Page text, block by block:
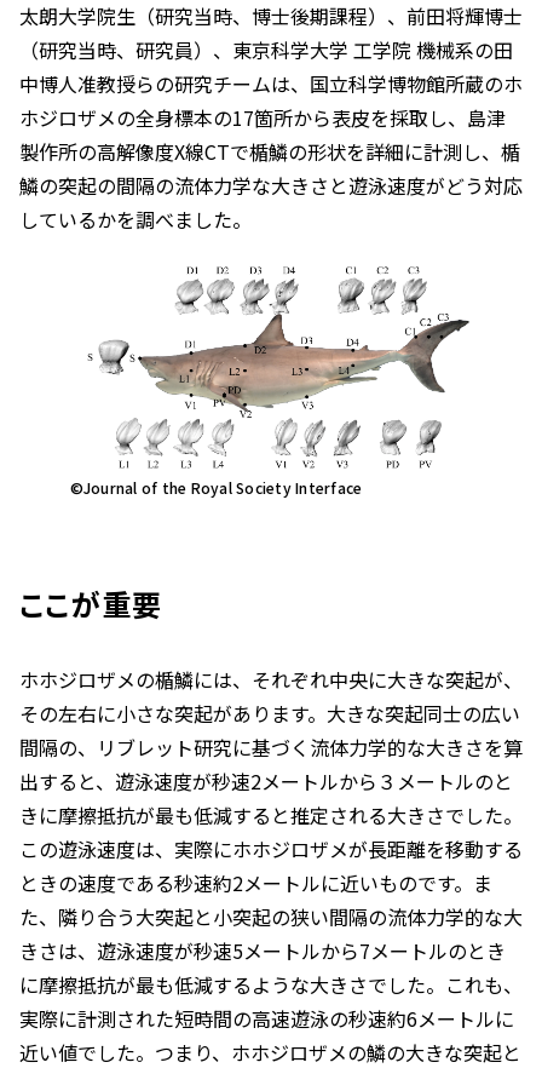
太朗大学院生（研究当時、博士後期課程）、前田将輝博士
（研究当時、研究員）、東京科学大学 工学院 機械系の田
中博人准教授らの研究チームは、国立科学博物館所蔵のホ
ホジロザメの全身標本の17箇所から表皮を採取し、島津
製作所の高解像度X線CTで楯鱗の形状を詳細に計測し、楯
鱗の突起の間隔の流体力学な大きさと遊泳速度がどう対応
しているかを調べました。
©Journal of the Royal Society Interface
ここが重要
ホホジロザメの楯鱗には、それぞれ中央に大きな突起が、
その左右に小さな突起があります。大きな突起同士の広い
間隔の、リブレット研究に基づく流体力学的な大きさを算
出すると、遊泳速度が秒速2メートルから３メートルのと
きに摩擦抵抗が最も低減すると推定される大きさでした。
この遊泳速度は、実際にホホジロザメが長距離を移動する
ときの速度である秒速約2メートルに近いものです。ま
た、隣り合う大突起と小突起の狭い間隔の流体力学的な大
きさは、遊泳速度が秒速5メートルから7メートルのとき
に摩擦抵抗が最も低減するような大きさでした。これも、
実際に計測された短時間の高速遊泳の秒速約6メートルに
近い値でした。つまり、ホホジロザメの鱗の大きな突起と